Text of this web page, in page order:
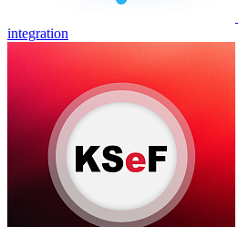
integration